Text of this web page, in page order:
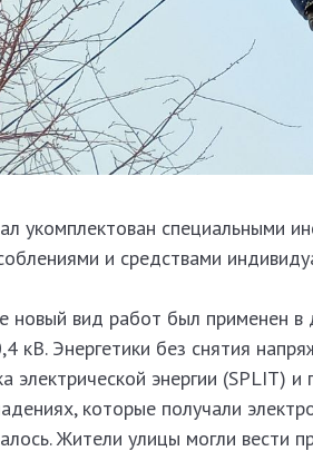
укомплектован специальными
и средствами
новый вид работ был применен
кВ. Энергетики без снятия
электрической энергии (SPLIT)
которые получали
Жители улицы могли вести